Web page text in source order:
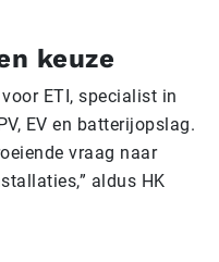
keuze
ETI, specialist in
EV en batterijopslag.
vraag naar
aldus HK